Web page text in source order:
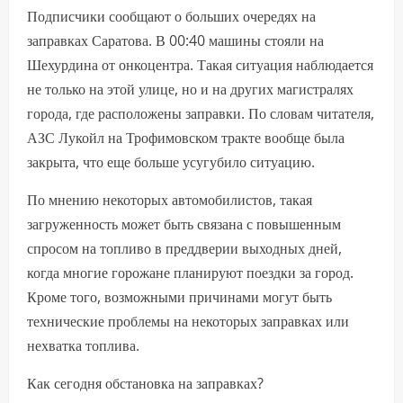
Подписчики сообщают о больших очередях на
заправках Саратова. В 00:40 машины стояли на
Шехурдина от онкоцентра. Такая ситуация наблюдается
не только на этой улице, но и на других магистралях
города, где расположены заправки. По словам читателя,
АЗС Лукойл на Трофимовском тракте вообще была
закрыта, что еще больше усугубило ситуацию.
По мнению некоторых автомобилистов, такая
загруженность может быть связана с повышенным
спросом на топливо в преддверии выходных дней,
когда многие горожане планируют поездки за город.
Кроме того, возможными причинами могут быть
технические проблемы на некоторых заправках или
нехватка топлива.
Как сегодня обстановка на заправках?